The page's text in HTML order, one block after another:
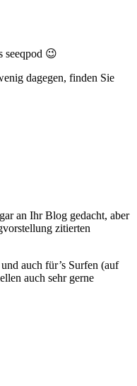
seeqpod 😉
dagegen, finden Sie
an Ihr Blog gedacht, aber
zitierten
auch für’s Surfen (auf
auch sehr gerne